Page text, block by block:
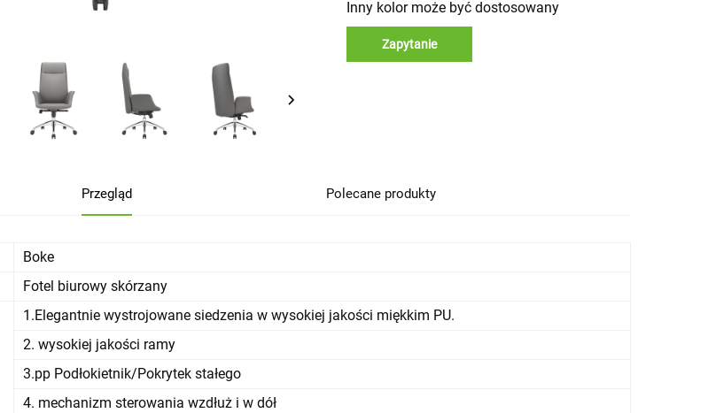
Inny kolor może być dostosowany
Zapytanie
Przegląd Polecane produkty
Boke
Fotel biurowy skórzany
1.Elegantnie wystrojowane siedzenia w wysokiej jakości miękkim PU.
2. wysokiej jakości ramy
3.pp Podłokietnik/Pokrytek stałego
4. mechanizm sterowania wzdłuż i w dół